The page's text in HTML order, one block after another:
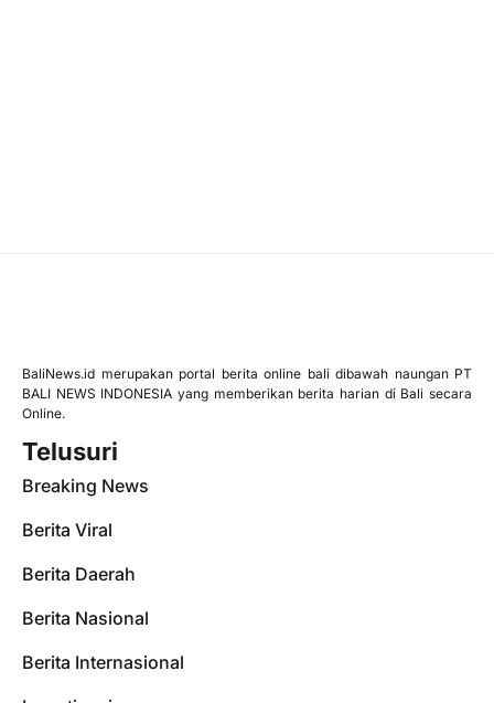
BaliNews.id merupakan portal berita online bali dibawah naungan PT
BALI NEWS INDONESIA yang memberikan berita harian di Bali secara
Online.
Telusuri
Breaking News
Berita Viral
Berita Daerah
Berita Nasional
Berita Internasional